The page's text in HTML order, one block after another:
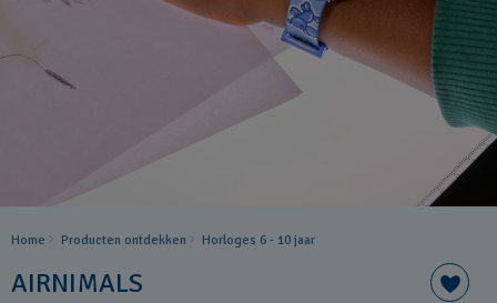
Home Producten ontdekken Horloges 6 - 10 jaar
AIRNIMALS